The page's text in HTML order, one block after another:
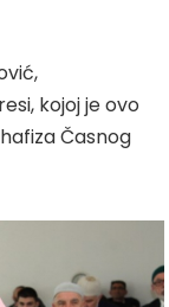
kojoj je ovo
Časnog